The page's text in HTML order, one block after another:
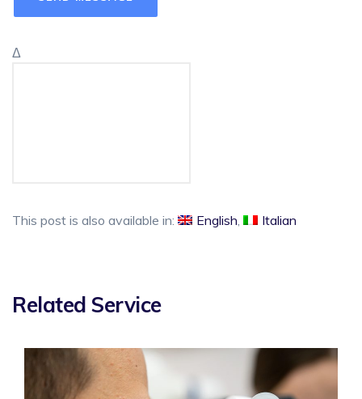
Δ
This post is also available in: English Italian
Related Service